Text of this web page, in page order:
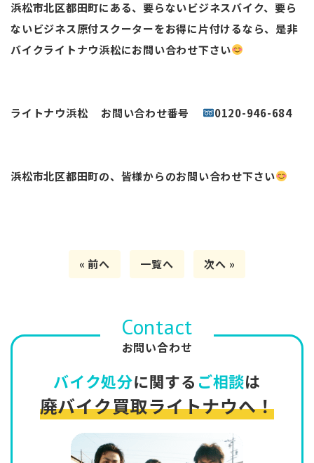
浜松市北区都田町にある、要らないビジネスバイク、要ら
ないビジネス原付スクーターをお得に片付けるなら、是非
バイクライトナウ浜松にお問い合わせ下さい
ライトナウ浜松 お問い合わせ番号 0120-946-684
浜松市北区都田町の、皆様からのお問い合わせ下さい
« 前へ 一覧へ 次へ »
Contact
お問い合わせ
バイク処分に関する ご相談は
廃バイク買取ライトナウへ！